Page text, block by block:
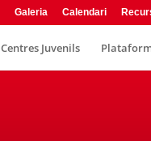
Galeria Calendari
Centres Juvenils